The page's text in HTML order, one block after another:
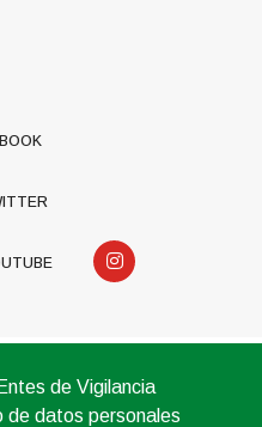
Entes de Vigilancia
datos personales